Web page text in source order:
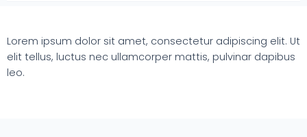
Lorem ipsum dolor sit amet, consectetur adipiscing elit. Ut
elit tellus, luctus nec ullamcorper mattis, pulvinar dapibus
leo.